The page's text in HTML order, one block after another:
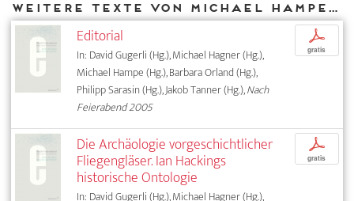
Weitere Texte von Michael Hampe bei DIAPHANES
Editorial
In: David Gugerli (Hg.), Michael Hagner (Hg.),
Michael Hampe (Hg.), Barbara Orland (Hg.),
Philipp Sarasin (Hg.), Jakob Tanner (Hg.),Nach
Feierabend 2005
p
gratis
Die Archäologie vorgeschichtlicher
Fliegengläser. Ian Hackings
historische Ontologie
In: David Gugerli (Hg.), Michael Hagner (Hg.),
p
gratis